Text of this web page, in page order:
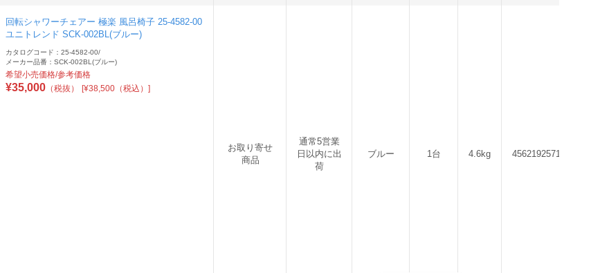
回転シャワーチェアー 極楽 風呂椅子 25-4582-00
ユニトレンド SCK-002BL(ブルー)
カタログコード：25-4582-00/
メーカー品番：SCK-002BL(ブルー)
希望小売価格/参考価格
¥35,000 （税抜） [¥38,500（税込）]
お取り寄せ
商品
通常5営業
日以内に出
荷
ブルー 1台 4.6kg 4562192571462